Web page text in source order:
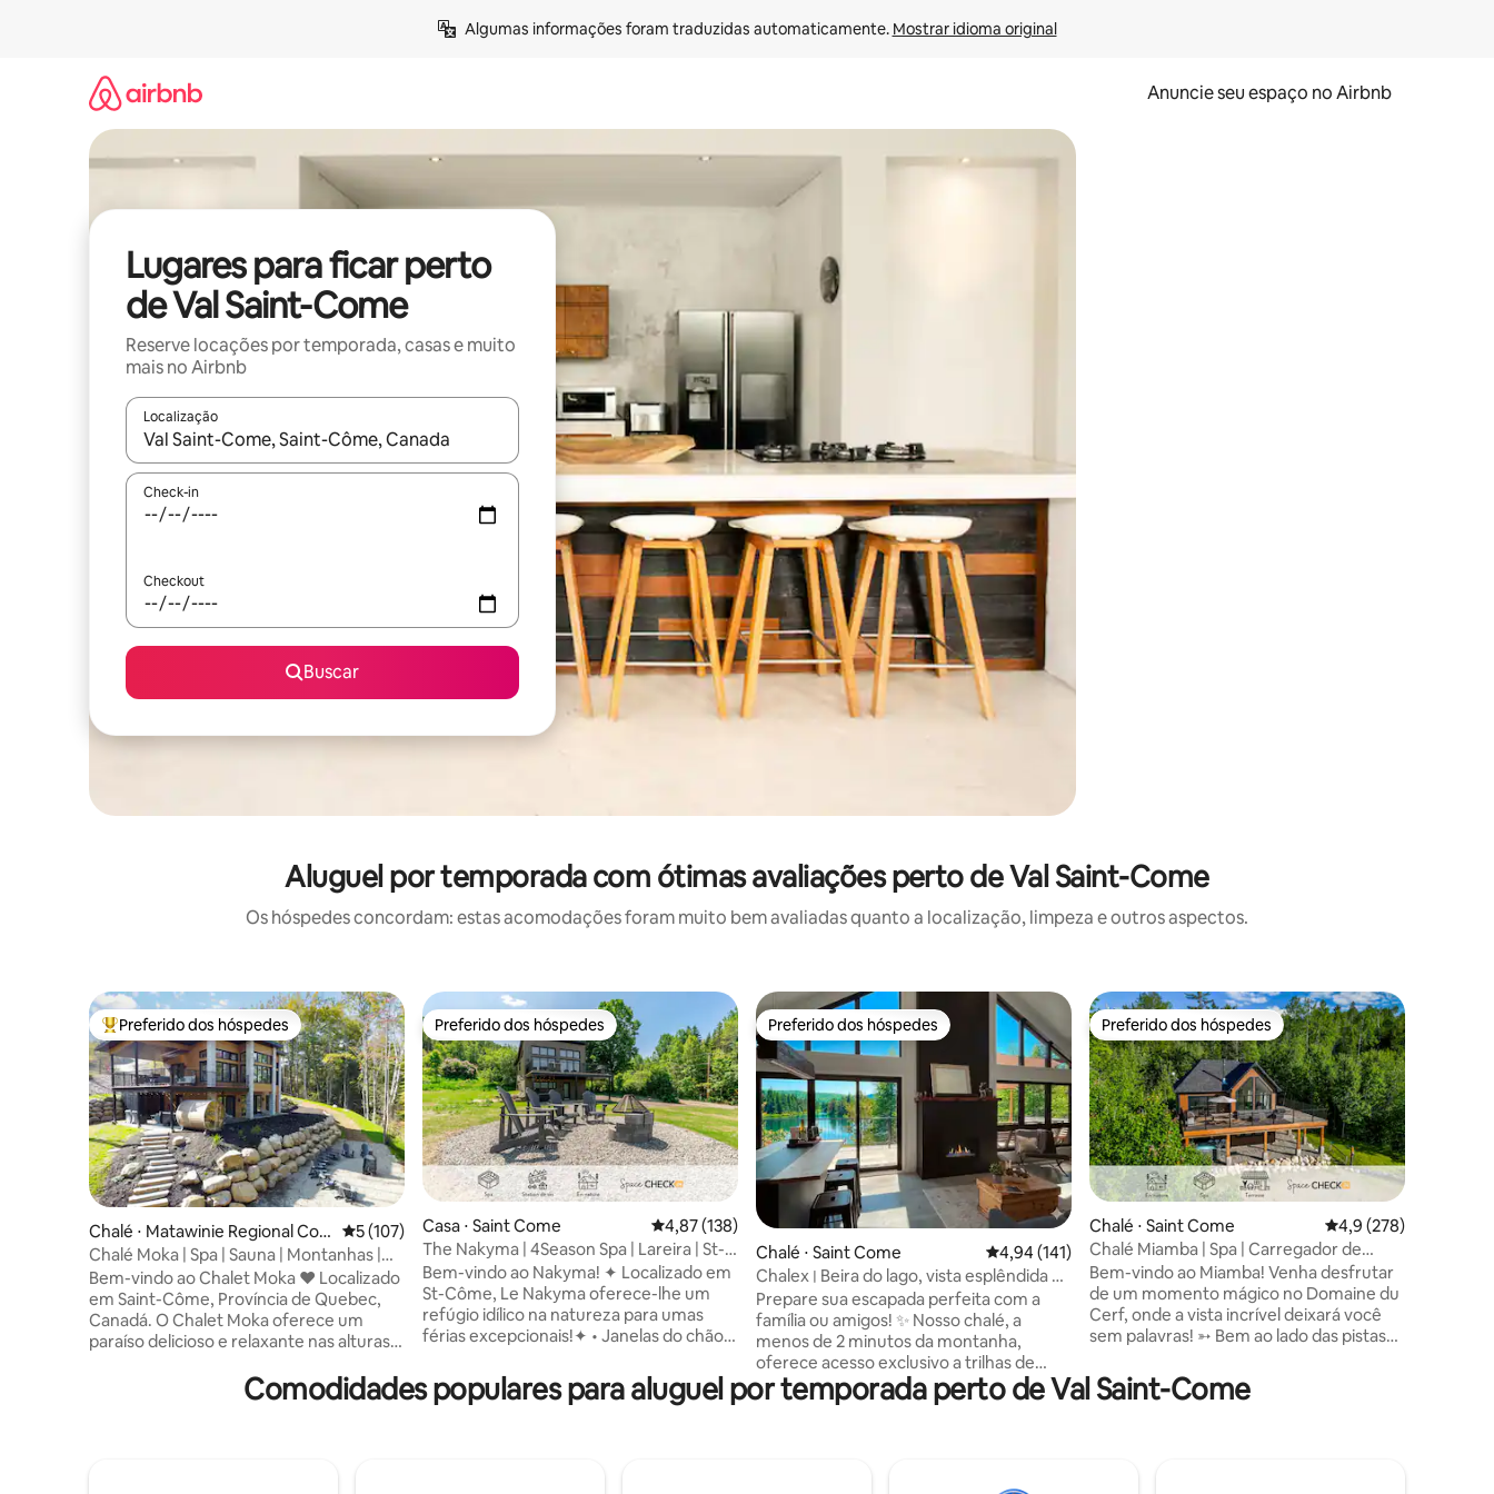
Algumas informações foram traduzidas automaticamente. Mostrar idioma original
Anuncie seu espaço no Airbnb
Lugares para ficar perto
de Val Saint-Come
Reserve locações por temporada, casas e muito
mais no Airbnb
Localização
Quando os resultados estiverem disponíveis, explore-os usando as seta para cima e para baixo do teclado ou tocando e deslizando o dedo na tela.
Check-in
Checkout
Buscar
Aluguel por temporada com ótimas avaliações perto de Val Saint-Come
Os hóspedes concordam: estas acomodações foram muito bem avaliadas quanto a localização, limpeza e outros aspectos.
Entre os melhores preferidos dos hóspedes
Preferido dos hóspedes
Chalé ⋅ Matawinie Regional Cou
nty Municipality
5 de uma avaliação média de 5, 107 avaliações
5 (107)
Chalé Moka | Spa | Sauna | Montanhas |
Cama king size
Bem-vindo ao Chalet Moka ♥ Localizado
em Saint-Côme, Província de Quebec,
Canadá. O Chalet Moka oferece um
paraíso delicioso e relaxante nas alturas.
natureza durante sua estadia relaxante!
Vista ➳ panorâmica para a montanha
Preferido dos hóspedes
Preferido dos hóspedes
Casa ⋅ Saint Come 4,87 de uma avaliação média de 5, 138 avaliações
4,87 (138)
The Nakyma | 4Season Spa | Lareira | St-
Côme
Bem-vindo ao Nakyma! ✦ Localizado em
St-Côme, Le Nakyma oferece-lhe um
refúgio idílico na natureza para umas
férias excepcionais!✦ • Janelas do chão
região • Uma vista de tirar o fôlego • Uma
lareira ao ar livre para criar belas
Preferido dos hóspedes
Preferido dos hóspedes
Chalé ⋅ Saint Come 4,94 de uma avaliação média de 5, 141 avaliações
4,94 (141)
Chalex ׀ Beira do lago, vista esplêndida e
esqui (1 km)
Prepare sua escapada perfeita com a
família ou amigos! ✨ Nosso chalé, a
menos de 2 minutos da montanha,
oferece acesso exclusivo a trilhas de
esqui alpino e caminhadas. A vista
excepcional do lago a partir do nosso
Preferido dos hóspedes
Preferido dos hóspedes
Chalé ⋅ Saint Come 4,9 de uma avaliação
4,9 (278)
Chalé Miamba | Spa | Carregador de
veículos elétricos | Fogueira
Bem-vindo ao Miamba! Venha desfrutar
de um momento mágico no Domaine du
Cerf, onde a vista incrível deixará você
sem palavras! ➳ Bem ao lado das pistas
carregamento de➳ nível 2 para seu
veículo elétrico ➳ Terraço com vista
Comodidades populares para aluguel por temporada perto de Val Saint-Come